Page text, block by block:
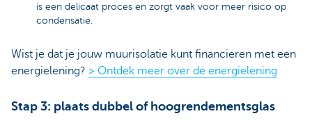
is een delicaat proces en zorgt vaak voor meer risico op
condensatie.
Wist je dat je jouw muurisolatie kunt financieren met een
energielening? > Ontdek meer over de energielening
Stap 3: plaats dubbel of hoogrendementsglas